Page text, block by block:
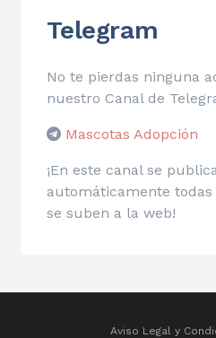
Telegram
No te pierdas ninguna
nuestro Canal de
Mascotas Adopción
¡En este canal se
automáticamente
se suben a la web!
Aviso Legal y